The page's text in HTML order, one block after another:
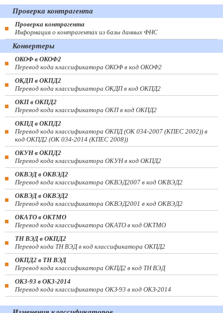
Проверка контрагента
Проверка контрагента
Информация о контрагентах из базы данных ФНС
Конвертеры
ОКОФ в ОКОФ2
Перевод кода классификатора ОКОФ в код ОКОФ2
ОКДП в ОКПД2
Перевод кода классификатора ОКДП в код ОКПД2
ОКП в ОКПД2
Перевод кода классификатора ОКП в код ОКПД2
ОКПД в ОКПД2
Перевод кода классификатора ОКПД (ОК 034-2007 (КПЕС 2002)) в
код ОКПД2 (ОК 034-2014 (КПЕС 2008))
ОКУН в ОКПД2
Перевод кода классификатора ОКУН в код ОКПД2
ОКВЭД в ОКВЭД2
Перевод кода классификатора ОКВЭД2007 в код ОКВЭД2
ОКВЭД в ОКВЭД2
Перевод кода классификатора ОКВЭД2001 в код ОКВЭД2
ОКАТО в ОКТМО
Перевод кода классификатора ОКАТО в код ОКТМО
ТН ВЭД в ОКПД2
Перевод кода ТН ВЭД в код классификатора ОКПД2
ОКПД2 в ТН ВЭД
Перевод кода классификатора ОКПД2 в код ТН ВЭД
ОКЗ-93 в ОКЗ-2014
Перевод кода классификатора ОКЗ-93 в код ОКЗ-2014